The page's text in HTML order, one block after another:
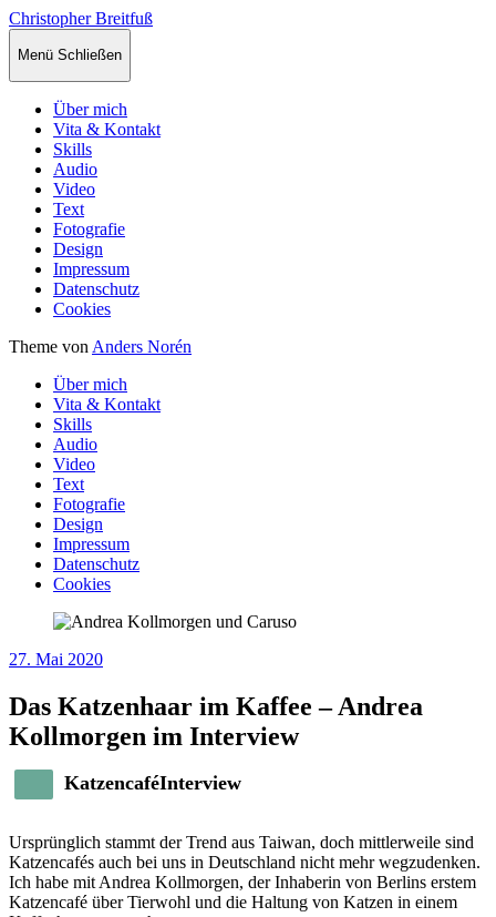
Christopher Breitfuß
Menü Schließen
Über mich
Vita & Kontakt
Skills
Audio
Video
Text
Fotografie
Design
Impressum
Datenschutz
Cookies
Theme von Anders Norén
Über mich
Vita & Kontakt
Skills
Audio
Video
Text
Fotografie
Design
Impressum
Datenschutz
Cookies
27. Mai 2020
Das Katzenhaar im Kaffee – Andrea
Kollmorgen im Interview
KatzencaféInterview
Ursprünglich stammt der Trend aus Taiwan, doch mittlerweile sind
Katzencafés auch bei uns in Deutschland nicht mehr wegzudenken.
Ich habe mit Andrea Kollmorgen, der Inhaberin von Berlins erstem
Katzencafé über Tierwohl und die Haltung von Katzen in einem